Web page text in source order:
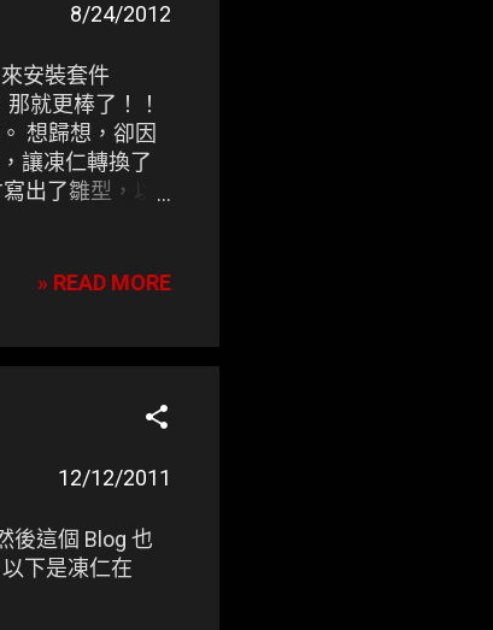
8/24/2012
安裝套件
就更棒了！！
想歸想，卻因
讓凍仁轉換了
出了雛型，以
» READ MORE
12/12/2011
後這個 Blog 也
下是凍仁在